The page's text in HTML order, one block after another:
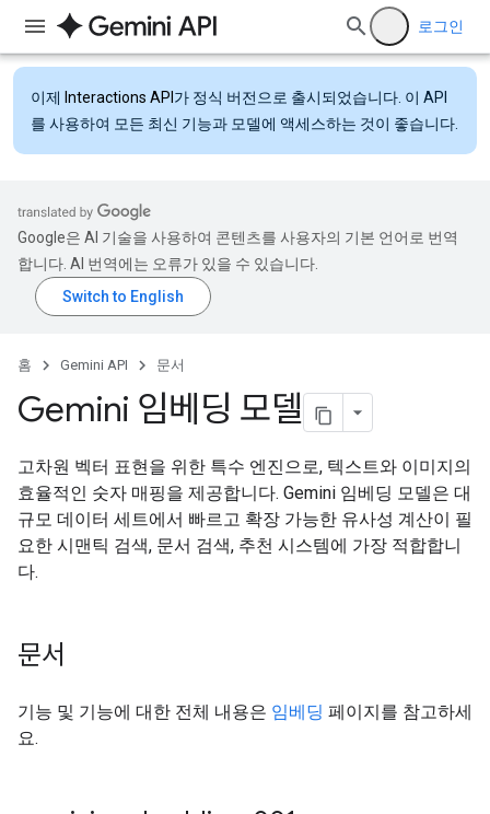
로그인
이제 Interactions API 가 정식 버전으로 출시되었습니다. 이 API
를 사용하여 모든 최신 기능과 모델에 액세스하는 것이 좋습니다.
Google은 AI 기술을 사용하여 콘텐츠를 사용자의 기본 언어로 번역
합니다. AI 번역에는 오류가 있을 수 있습니다.
홈 Gemini API 문서
Gemini 임베딩 모델
고차원 벡터 표현을 위한 특수 엔진으로, 텍스트와 이미지의
효율적인 숫자 매핑을 제공합니다. Gemini 임베딩 모델은 대
규모 데이터 세트에서 빠르고 확장 가능한 유사성 계산이 필
요한 시맨틱 검색, 문서 검색, 추천 시스템에 가장 적합합니
다.
문서
기능 및 기능에 대한 전체 내용은 임베딩 페이지를 참고하세
요.